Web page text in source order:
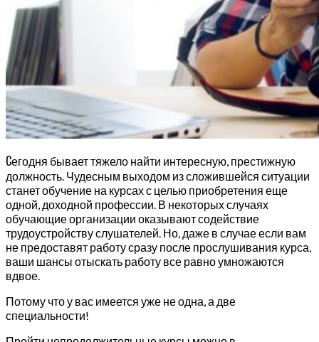
Сегодня бывает тяжело найти интересную, престижную
должность. Чудесным выходом из сложившейся ситуации
станет обучение на курсах с целью приобретения еще
одной, доходной профессии. В некоторых случаях
обучающие организации оказывают содействие
трудоустройству слушателей. Но, даже в случае если вам
не предоставят работу сразу после прослушивания курса,
ваши шансы отыскать работу все равно умножаются
вдвое.
Потому что у вас имеется уже не одна, а две
специальности!